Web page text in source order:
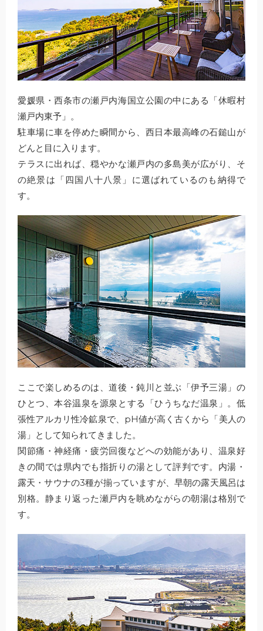
愛媛県・西条市の瀬戸内海国立公園の中にある「休暇村
瀬戸内東予」。
駐車場に車を停めた瞬間から、西日本最高峰の石鎚山が
どんと目に入ります。
テラスに出れば、穏やかな瀬戸内の多島美が広がり、そ
の絶景は「四国八十八景」に選ばれているのも納得で
す。
ここで楽しめるのは、道後・鈍川と並ぶ「伊予三湯」の
ひとつ、本谷温泉を源泉とする「ひうちなだ温泉」。低
張性アルカリ性冷鉱泉で、pH値が高く古くから「美人の
湯」として知られてきました。
関節痛・神経痛・疲労回復などへの効能があり、温泉好
きの間では県内でも指折りの湯として評判です。内湯・
露天・サウナの3種が揃っていますが、早朝の露天風呂は
別格。静まり返った瀬戸内を眺めながらの朝湯は格別で
す。